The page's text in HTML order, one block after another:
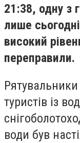
21:38, одну з
лише
високий
переправили.
туристів із
води був